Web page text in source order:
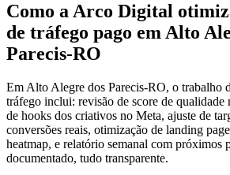
Como a Arco Digital
de tráfego pago em Alto
Parecis-RO
Em Alto Alegre dos Parecis-RO, o trabalho
tráfego inclui: revisão de score de qualidade
de hooks dos criativos no Meta, ajuste de
conversões reais, otimização de landing
heatmap, e relatório semanal com próximos
documentado, tudo transparente.